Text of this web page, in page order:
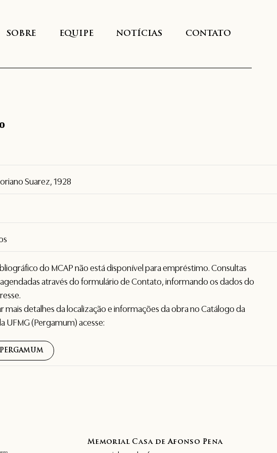
SOBRE EQUIPE NOTÍCIAS CONTATO
Suarez, 1928
do MCAP não está disponível para empréstimo. Consultas
através do formulário deContato, informando os dados do
mais detalhes da localização e informações da obra no Catálogo da
UFMG (Pergamum) acesse:
Memorial Casa de Afonso Pena